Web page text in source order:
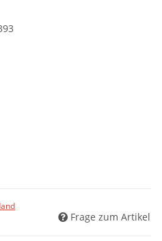
Frage zum Artikel